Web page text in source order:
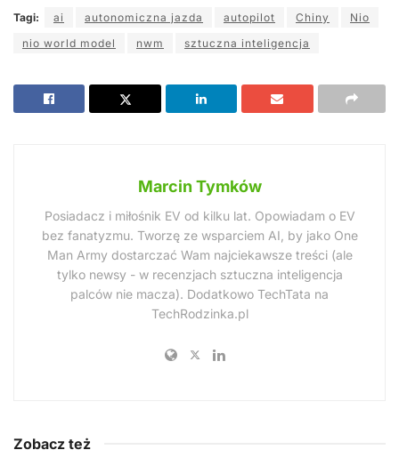
Tagi: ai autonomiczna jazda autopilot Chiny
Nio
nio world model
nwm sztuczna inteligencja
Marcin Tymków
Posiadacz i miłośnik EV od kilku lat. Opowiadam o EV
bez fanatyzmu. Tworzę ze wsparciem AI, by jako One
Man Army dostarczać Wam najciekawsze treści (ale
tylko newsy - w recenzjach sztuczna inteligencja
palców nie macza). Dodatkowo TechTata na
TechRodzinka.pl
Zobacz też